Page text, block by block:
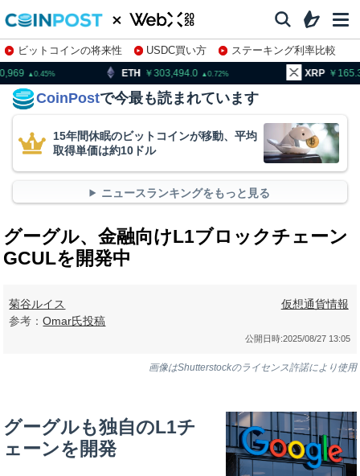
ビットコインの将来性 USDC買い方
ステーキング利率比較
株特集・関連銘柄
303,494.0 XRP 165.32
CoinPostで今最も読まれています
15年間休眠のビットコインが移動、平均
取得単価は約10ドル
ニュースランキングをもっと見る
グーグル、金融向けL1ブロックチェーン
GCULを開発中
菊谷ルイス
参考：Omar氏投稿
仮想通貨情報
公開日時:2025/08/27 13:05
画像はShutterstockのライセンス許諾により使用
グーグルも独自のL1チ
ェーンを開発